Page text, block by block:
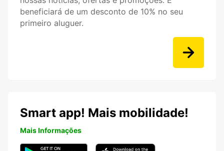
beneficiará de um desconto de 10% no seu
primeiro aluguer.
Smart app! Mais mobilidade!
Mais Informações